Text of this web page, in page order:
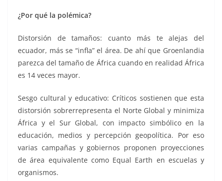
¿Por qué la polémica?
Distorsión de tamaños: cuanto más te alejas del
ecuador, más se “infla” el área. De ahí que Groenlandia
parezca del tamaño de África cuando en realidad África
es 14 veces mayor.
Sesgo cultural y educativo: Críticos sostienen que esta
distorsión sobrerrepresenta el Norte Global y minimiza
África y el Sur Global, con impacto simbólico en la
educación, medios y percepción geopolítica. Por eso
varias campañas y gobiernos proponen proyecciones
de área equivalente como Equal Earth en escuelas y
organismos.